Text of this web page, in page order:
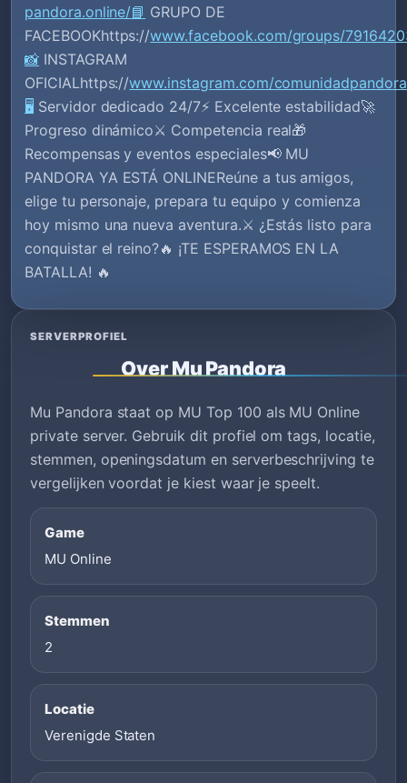
pandora.online/📘 GRUPO DE
FACEBOOKhttps://www.facebook.com/groups/
📸INSTAGRAM
OFICIALhttps://www.instagram.com/
🖥️ Servidor dedicado 24/7⚡ Excelente estabilidad🚀
Progreso dinámico⚔️ Competencia real🎁
Recompensas y eventos especiales📢 MU
PANDORA YA ESTÁ ONLINEReúne a tus amigos,
elige tu personaje, prepara tu equipo y comienza
hoy mismo una nueva aventura.⚔️ ¿Estás listo para
conquistar el reino?🔥 ¡TE ESPERAMOS EN LA
BATALLA! 🔥
SERVERPROFIEL
Over Mu Pandora
Mu Pandora staat op MU Top 100 als MU Online
private server. Gebruik dit profiel om tags, locatie,
stemmen, openingsdatum en serverbeschrijving te
vergelijken voordat je kiest waar je speelt.
Game
MU Online
Stemmen
2
Locatie
Verenigde Staten